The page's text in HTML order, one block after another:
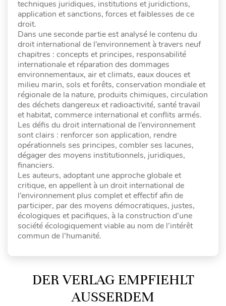
techniques juridiques, institutions et juridictions,
application et sanctions, forces et faiblesses de ce
droit.
Dans une seconde partie est analysé le contenu du
droit international de l’environnement à travers neuf
chapitres : concepts et principes, responsabilité
internationale et réparation des dommages
environnementaux, air et climats, eaux douces et
milieu marin, sols et forêts, conservation mondiale et
régionale de la nature, produits chimiques, circulation
des déchets dangereux et radioactivité, santé travail
et habitat, commerce international et conflits armés.
Les défis du droit international de l’environnement
sont clairs : renforcer son application, rendre
opérationnels ses principes, combler ses lacunes,
dégager des moyens institutionnels, juridiques,
financiers.
Les auteurs, adoptant une approche globale et
critique, en appellent à un droit international de
l’environnement plus complet et effectif afin de
participer, par des moyens démocratiques, justes,
écologiques et pacifiques, à la construction d’une
société écologiquement viable au nom de l’intérêt
commun de l’humanité.
DER VERLAG EMPFIEHLT
AUSSERDEM